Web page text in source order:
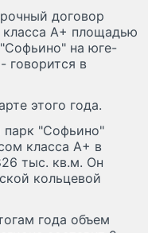
договор
А+ площадью
на юге-
говорится в
этого года.
парк "Софьино"
класса А+ в
тыс. кв.м. Он
кольцевой
года объем